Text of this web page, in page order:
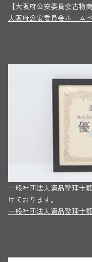
【大阪府公安委員会古物
大阪府公安委員会ホーム
一般社団法人遺品整理士
けております。
一般社団法人遺品整理士